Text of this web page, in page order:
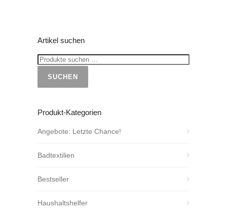
Artikel suchen
SUCHEN
Produkt-Kategorien
Angebote: Letzte Chance!
Badtextilien
Bestseller
Haushaltshelfer